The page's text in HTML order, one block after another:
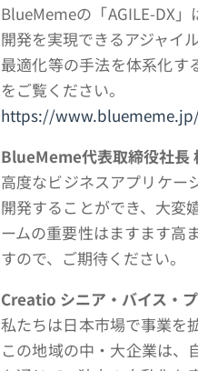
BlueMemeの「AGILE-DX
開発を実現できるアジャイ
最適化等の手法を体系化す
をご覧ください。
https://
BlueMeme代表取締役社長
高度なビジネスアプリケー
開発することができ、大変
ームの重要性はますます高
すので、ご期待ください。
Creatio シニア・バイス・
私たちは日本市場で事業を
この地域の中・大企業は